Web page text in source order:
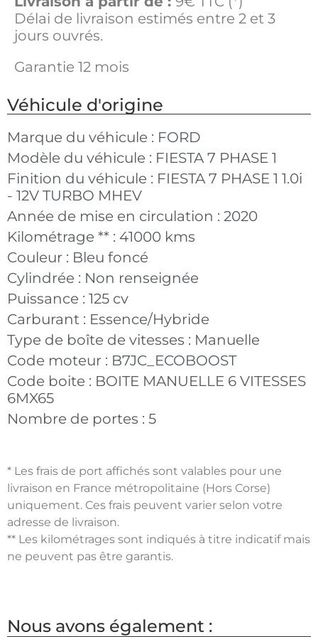
Délai de livraison estimés entre 2 et 3
jours ouvrés.
Garantie 12 mois
Véhicule d'origine
Marque du véhicule : FORD
Modèle du véhicule : FIESTA 7 PHASE 1
Finition du véhicule : FIESTA 7 PHASE 1 1.0i
- 12V TURBO MHEV
Année de mise en circulation : 2020
Kilométrage ** : 41000 kms
Couleur : Bleu foncé
Cylindrée : Non renseignée
Puissance : 125 cv
Carburant : Essence/Hybride
Type de boîte de vitesses : Manuelle
Code moteur : B7JC_ECOBOOST
Code boite : BOITE MANUELLE 6 VITESSES
6MX65
Nombre de portes : 5
* Les frais de port affichés sont valables pour une
livraison en France métropolitaine (Hors Corse)
uniquement. Ces frais peuvent varier selon votre
adresse de livraison.
** Les kilométrages sont indiqués à titre indicatif mais
ne peuvent pas être garantis.
Nous avons également :